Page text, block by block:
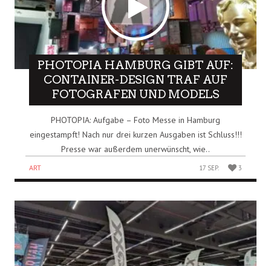
PHOTOPIA HAMBURG GIBT AUF:
CONTAINER-DESIGN TRAF AUF
FOTOGRAFEN UND MODELS
PHOTOPIA: Aufgabe – Foto Messe in Hamburg
eingestampft! Nach nur drei kurzen Ausgaben ist Schluss!!!
Presse war außerdem unerwünscht, wie..
ART 17 SEP. 3